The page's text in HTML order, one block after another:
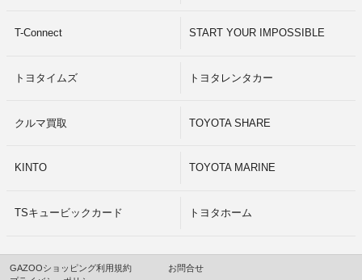
T-Connect START YOUR IMPOSSIBLE
トヨタイムズ トヨタレンタカー
クルマ買取 TOYOTA SHARE
KINTO TOYOTA MARINE
TSキュービックカード トヨタホーム
GAZOOショッピング利用規約
お問合せ